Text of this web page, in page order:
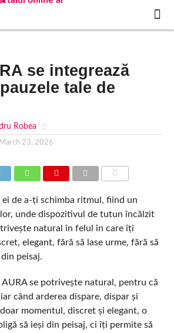
se integrează
tale de
Robea
March 23, 2026
ei de a-ți schimba ritmul, fiind un
unde dispozitivul de tutun încălzit
natural în felul în care îți
elegant, fără să lase urme, fără să
peisaj.
se potrivește natural, pentru că
când arderea dispare, dispar și
momentul, discret și elegant, o
să ieși din peisaj, ci îți permite să